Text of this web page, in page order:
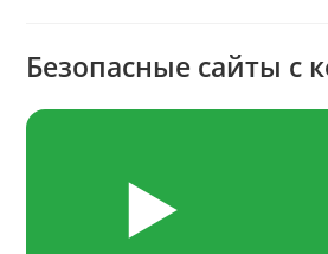
Безопасные сайты с
▶️